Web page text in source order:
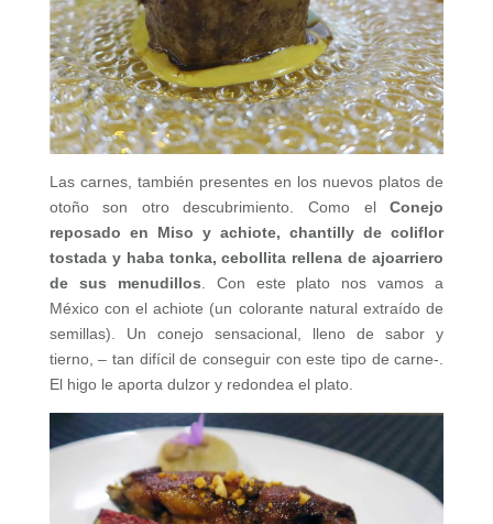
Las carnes, también presentes en los nuevos platos de
otoño son otro descubrimiento. Como elConejo
reposado en Miso y achiote, chantilly de coliflor
tostada y haba tonka, cebollita rellena de ajoarriero
de sus menudillos. Con este plato nos vamos a
México con el achiote (un colorante natural extraído de
semillas). Un conejo sensacional, lleno de sabor y
tierno, – tan difícil de conseguir con este tipo de carne-.
El higo le aporta dulzor y redondea el plato.